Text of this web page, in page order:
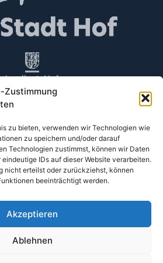
Zustimmung
zu bieten, verwenden wir Technologien wie
zu speichern und/oder darauf
Technologien zustimmst, können wir Daten
IDs auf dieser Website verarbeiten.
nicht erteilst oder zurückziehst, können
beeinträchtigt werden.
Akzeptieren
Ablehnen
LAND
Kino in Hof
Landkreis Hof - Digitale Medien